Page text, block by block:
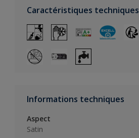
Caractéristiques techniques
Informations techniques
Aspect
Satin